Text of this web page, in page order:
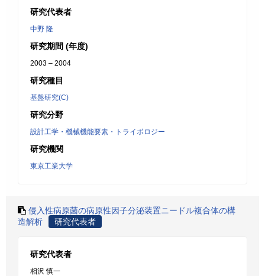
研究代表者
中野 隆
研究期間 (年度)
2003 – 2004
研究種目
基盤研究(C)
研究分野
設計工学・機械機能要素・トライボロジー
研究機関
東京工業大学
侵入性病原菌の病原性因子分泌装置ニードル複合体の構
造解析
研究代表者
研究代表者
相沢 慎一